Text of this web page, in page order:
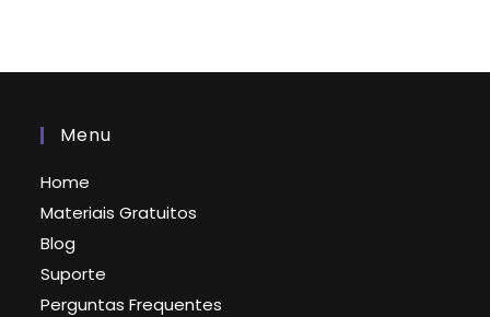
Menu
Home
Materiais Gratuitos
Blog
Suporte
Perguntas Frequentes